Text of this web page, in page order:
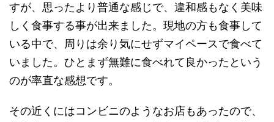
すが、思ったより普通な感じで、違和感もなく美味
しく食事する事が出来ました。現地の方も食事して
いる中で、周りは余り気にせずマイペースで食べて
いました。ひとまず無難に食べれて良かったという
のが率直な感想です。
その近くにはコンビニのようなお店もあったので、